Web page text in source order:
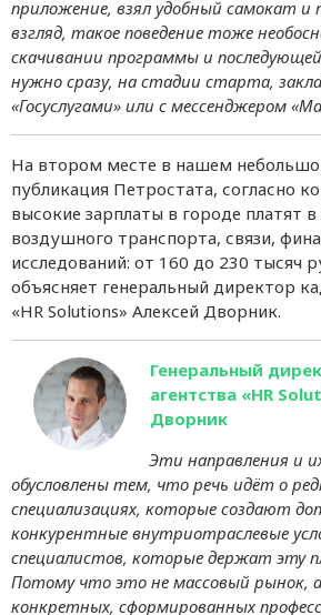
приложение, взял удобный самокат и
взгляд, такое поведение тоже
скачивании программы и
нужно сразу, на стадии старта,
«Госуслугами» или с мессенджером
На втором месте в нашем
публикация Петростата, согласно
высокие зарплаты в городе платят
воздушного транспорта, связи,
исследований: от 160 до 230 тысяч
объясняет генеральный директор
«HR Solutions» Алексей Дворник.
Генеральный
агентства «HR
Дворник
Эти направления и
обусловлены тем, что речь идёт о
специализациях, которые создают
конкурентные внутриотраслевые
специалистов, которые держат эту
Потому что это не массовый рынок,
конкретных, сформированных